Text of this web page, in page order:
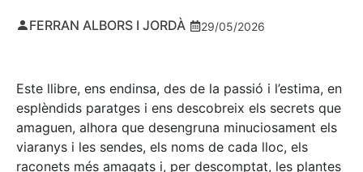
FERRAN ALBORS I JORDÀ 29/05/2026
Este llibre, ens endinsa, des de la passió i l’estima, en
esplèndids paratges i ens descobreix els secrets que
amaguen, alhora que desengruna minuciosament els
viaranys i les sendes, els noms de cada lloc, els
raconets més amagats i, per descomptat, les plantes